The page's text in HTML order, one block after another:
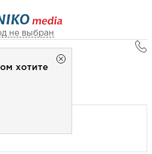
не выбран
хотите
НИКО-медиа
+7 (3462) 550-877